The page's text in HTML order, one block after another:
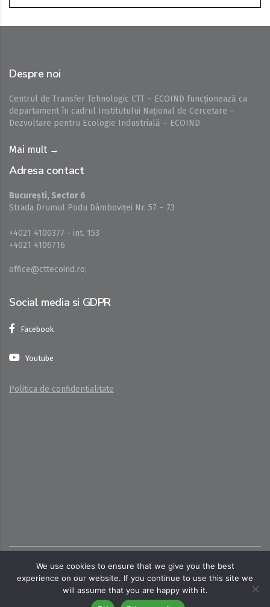
Despre noi
Centrul de Transfer Tehnologic CTT – ECOIND funcționează ca
departament în cadrul Institutului Național de Cercetare –
Dezvoltare pentru Ecologie Industrială – ECOIND
Mai mult →
Adresa contact
București, Sector 6
Strada Drumul Podu Dâmboviţei Nr. 57 – 73
+4021 4100377 - int. 153
+4021 4106716
office@cttecoind.ro;
Social media si GDPR
Facebook
Youtube
Politica de confidentialitate
Copyright © 2026 Toate dreptrurile rezervate pentru
cttecoind.ro
We use cookies to ensure that we give you the best
experience on our website. If you continue to use this site we
will assume that you are happy with it.